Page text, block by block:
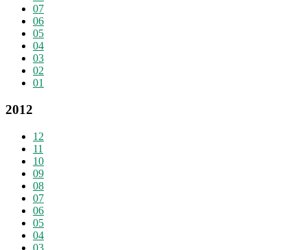
07
06
05
04
03
02
01
2012
12
11
10
09
08
07
06
05
04
03